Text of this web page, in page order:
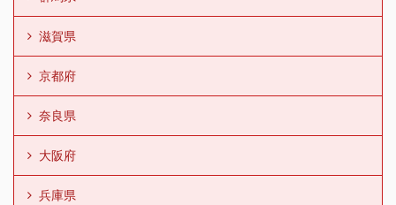
滋賀県
京都府
奈良県
大阪府
兵庫県